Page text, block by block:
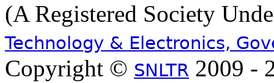
(A Registered Society
Technology & Electronics,
Copyright © SNLTR 2009 -